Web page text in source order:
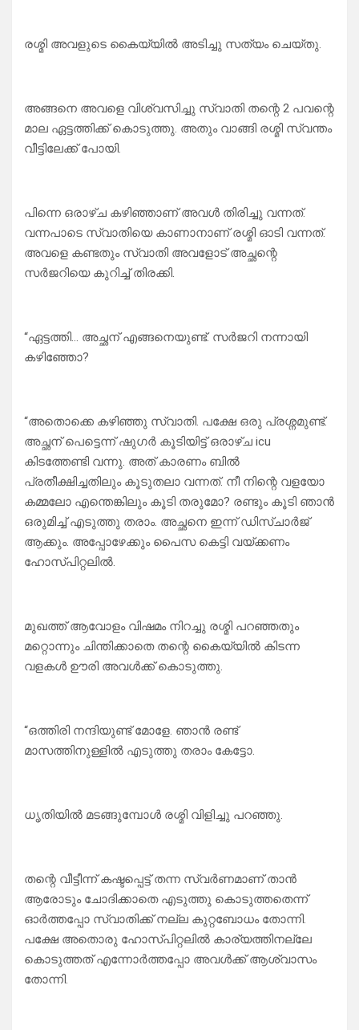
രശ്മി അവളുടെ കൈയ്യിൽ അടിച്ചു സത്യം ചെയ്തു.
അങ്ങനെ അവളെ വിശ്വസിച്ചു സ്വാതി തന്റെ 2 പവന്റെ
മാല ഏട്ടത്തിക്ക് കൊടുത്തു. അതും വാങ്ങി രശ്മി സ്വന്തം
വീട്ടിലേക്ക് പോയി.
പിന്നെ ഒരാഴ്ച കഴിഞ്ഞാണ് അവൾ തിരിച്ചു വന്നത്.
വന്നപാടെ സ്വാതിയെ കാണാനാണ് രശ്മി ഓടി വന്നത്.
അവളെ കണ്ടതും സ്വാതി അവളോട് അച്ഛന്റെ
സർജറിയെ കുറിച്ച് തിരക്കി.
“ഏട്ടത്തി… അച്ഛന് എങ്ങനെയുണ്ട്. സർജറി നന്നായി
കഴിഞ്ഞോ?
“അതൊക്കെ കഴിഞ്ഞു സ്വാതി. പക്ഷേ ഒരു പ്രശ്നമുണ്ട്.
അച്ഛന് പെട്ടെന്ന് ഷുഗർ കൂടിയിട്ട് ഒരാഴ്ച icu
കിടത്തേണ്ടി വന്നു. അത് കാരണം ബിൽ
പ്രതീക്ഷിച്ചതിലും കൂടുതലാ വന്നത്. നീ നിന്റെ വളയോ
കമ്മലോ എന്തെങ്കിലും കൂടി തരുമോ? രണ്ടും കൂടി ഞാൻ
ഒരുമിച്ച് എടുത്തു തരാം. അച്ഛനെ ഇന്ന് ഡിസ്ചാർജ്
ആക്കും. അപ്പോഴേക്കും പൈസ കെട്ടി വയ്ക്കണം
ഹോസ്പിറ്റലിൽ.
മുഖത്ത് ആവോളം വിഷമം നിറച്ചു രശ്മി പറഞ്ഞതും
മറ്റൊന്നും ചിന്തിക്കാതെ തന്റെ കൈയ്യിൽ കിടന്ന
വളകൾ ഊരി അവൾക്ക് കൊടുത്തു.
“ഒത്തിരി നന്ദിയുണ്ട് മോളേ. ഞാൻ രണ്ട്
മാസത്തിനുള്ളിൽ എടുത്തു തരാം കേട്ടോ.
ധൃതിയിൽ മടങ്ങുമ്പോൾ രശ്മി വിളിച്ചു പറഞ്ഞു.
തന്റെ വീട്ടീന്ന് കഷ്ടപ്പെട്ട് തന്ന സ്വർണമാണ് താൻ
ആരോടും ചോദിക്കാതെ എടുത്തു കൊടുത്തതെന്ന്
ഓർത്തപ്പോ സ്വാതിക്ക് നല്ല കുറ്റബോധം തോന്നി.
പക്ഷേ അതൊരു ഹോസ്പിറ്റലിൽ കാര്യത്തിനല്ലേ
കൊടുത്തത് എന്നോർത്തപ്പോ അവൾക്ക് ആശ്വാസം
തോന്നി.